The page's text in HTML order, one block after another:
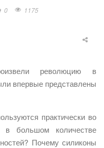
0
1175
революцию в
впервые представлены
практически во
в большом количестве
Почему силиконы